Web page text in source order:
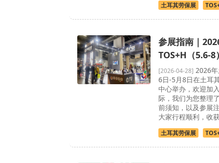
土耳其劳保展
参展指南｜
TOS+H（5.6-
[2026-04-28] 2026
6日-5月8日在土耳
中心举办，欢迎加
际，我们为您整理
前须知，以及参展
大家行程顺利，收
土耳其劳保展